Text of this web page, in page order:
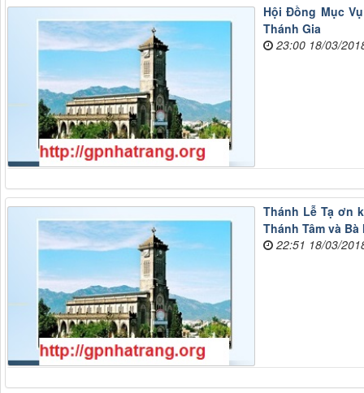
Hội Đồng Mục
Thánh Gia
23:00 18/03/
Thánh Lễ Tạ ơn
Thánh Tâm và
22:51 18/03/